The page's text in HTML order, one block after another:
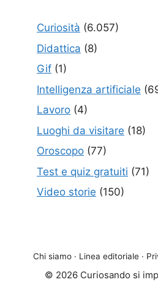
Curiosità (6.057)
Didattica (8)
Gif (1)
Intelligenza artificiale
Lavoro (4)
Luoghi da visitare (18)
Oroscopo (77)
Test e quiz gratuiti (71)
Video storie (150)
Chi siamo · Linea editoriale ·
© 2026 Curiosando si